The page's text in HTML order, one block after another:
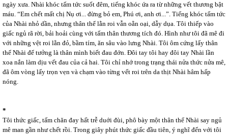
ngày xưa. Nhài khóc tấm tức suốt đêm, tiếng khóc ứa ra từ những vết thương bật
máu. “Em chết mất chị Nụ ơi... đừng bỏ em, Phú ơi, anh ơi...”. Tiếng khóc tấm tức
của Nhài nhỏ dần, nhưng thân thể lằn roi vẫn oằn oại, dẫy dụa. Tôi thiếp vào
giấc ngủ rã rời, bải hoải cùng với tấm thân thương tích đó. Hình như tôi đã mê đi
với những vệt roi lằn đỏ, bầm tím, ăn sâu vào lưng Nhài. Tôi ôm cứng lấy thân
thể Nhài để tưởng là thân mình biết đau đớn. Đôi tay tôi hay đôi tay Nhài lần
xoa nắn làm dịu vết đau của cả hai. Tôi chỉ nhớ trong trạng thái nửa thức nửa mê,
đã ôm vòng lấy trọn vẹn và chạm vào từng vết roi trên da thịt Nhài hâm hấp
nóng.
*
Tôi thức giấc, tấm chăn đay hất trễ duới đùi, phô bày một thân thể Nhài say ngủ
mê man gần như chết rồi. Trong giây phút thức giấc đầu tiên, ý nghĩ đến với tôi